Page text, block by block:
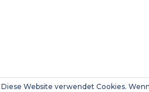
Website verwendet Cookies.